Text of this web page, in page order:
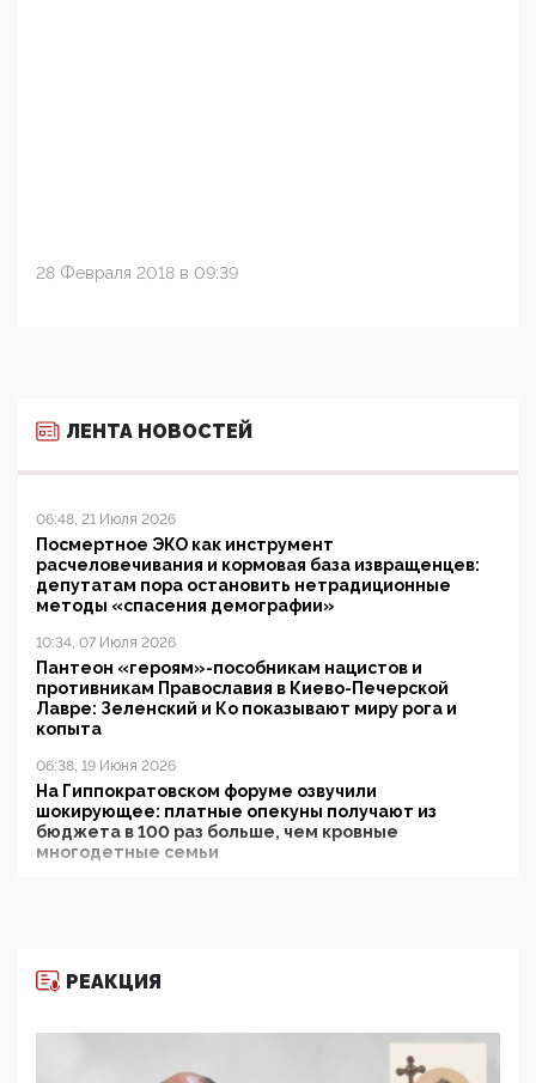
28 Февраля 2018 в 09:39
ЛЕНТА НОВОСТЕЙ
06:48, 21 Июля 2026
Посмертное ЭКО как инструмент
расчеловечивания и кормовая база извращенцев:
депутатам пора остановить нетрадиционные
методы «спасения демографии»
10:34, 07 Июля 2026
Пантеон «героям»-пособникам нацистов и
противникам Православия в Киево-Печерской
Лавре: Зеленский и Ко показывают миру рога и
копыта
06:38, 19 Июня 2026
На Гиппократовском форуме озвучили
шокирующее: платные опекуны получают из
бюджета в 100 раз больше, чем кровные
многодетные семьи
11:53, 09 Июня 2026
деятельность ИИТО ЮНЕСКО в России, но
цифроглобалисты продолжают определять
повестку в образовании
РЕАКЦИЯ